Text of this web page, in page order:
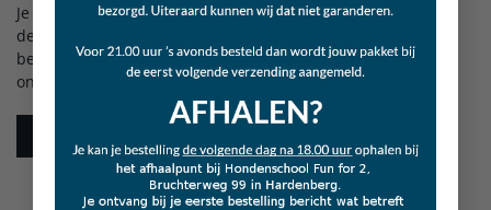
Je persoonlijke gegevens worden gebruikt om je ervaring op
deze site te ondersteunen, om toegang tot je account te
beheren en voor andere doeleinden zoals omschreven in
onze
privacybeleid.